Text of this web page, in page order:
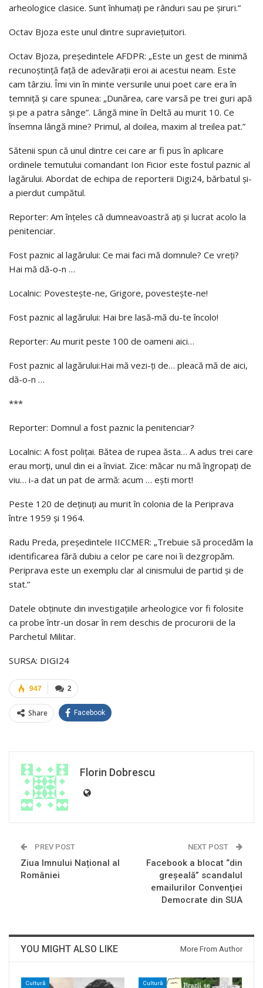
arheologice clasice. Sunt înhumaţi pe rânduri sau pe şiruri.”
Octav Bjoza este unul dintre supravieţuitori.
Octav Bjoza, preşedintele AFDPR: „Este un gest de minimă
recunoştinţă faţă de adevăraţii eroi ai acestui neam. Este
cam târziu. Îmi vin în minte versurile unui poet care era în
temniţă şi care spunea: „Dunărea, care varsă pe trei guri apă
şi pe a patra sânge”. Lângă mine în Deltă au murit 10. Ce
însemna lângă mine? Primul, al doilea, maxim al treilea pat.”
Sătenii spun că unul dintre cei care ar fi pus în aplicare
ordinele temutului comandant Ion Ficior este fostul paznic al
lagărului. Abordat de echipa de reporterii Digi24, bărbatul şi-
a pierdut cumpătul.
Reporter: Am înţeles că dumneavoastră aţi şi lucrat acolo la
penitenciar.
Fost paznic al lagărului: Ce mai faci mă domnule? Ce vreţi?
Hai mă dă-o-n …
Localnic: Povesteşte-ne, Grigore, povesteşte-ne!
Fost paznic al lagărului: Hai bre lasă-mă du-te încolo!
Reporter: Au murit peste 100 de oameni aici…
Fost paznic al lagărului:Hai mă vezi-ţi de… pleacă mă de aici,
dă-o-n …
***
Reporter: Domnul a fost paznic la penitenciar?
Localnic: A fost poliţai. Bătea de rupea ăsta… A adus trei care
erau morţi, unul din ei a înviat. Zice: măcar nu mă îngropaţi de
viu… i-a dat un pat de armă: acum … eşti mort!
Peste 120 de deţinuţi au murit în colonia de la Periprava
între 1959 şi 1964.
Radu Preda, preşedintele IICCMER: „Trebuie să procedăm la
identificarea fără dubiu a celor pe care noi îi dezgropăm.
Periprava este un exemplu clar al cinismului de partid şi de
stat.”
Datele obţinute din investigaţiile arheologice vor fi folosite
ca probe într-un dosar în rem deschis de procurorii de la
Parchetul Militar.
SURSA: DIGI24
2
947
Share Facebook
Florin Dobrescu
PREV POST
Ziua Imnului Național al
României
NEXT POST
Facebook a blocat “din
greşeală” scandalul
emailurilor Convenţiei
Democrate din SUA
YOU MIGHT ALSO LIKE More From Author
Cultură Cultură